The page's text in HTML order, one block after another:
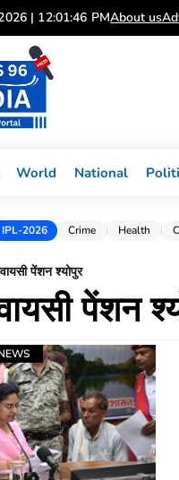
| 12:01:46 PMAbout us
World National
IPL-2026 Crime Health
पेंशन श्योपुर
पेंशन